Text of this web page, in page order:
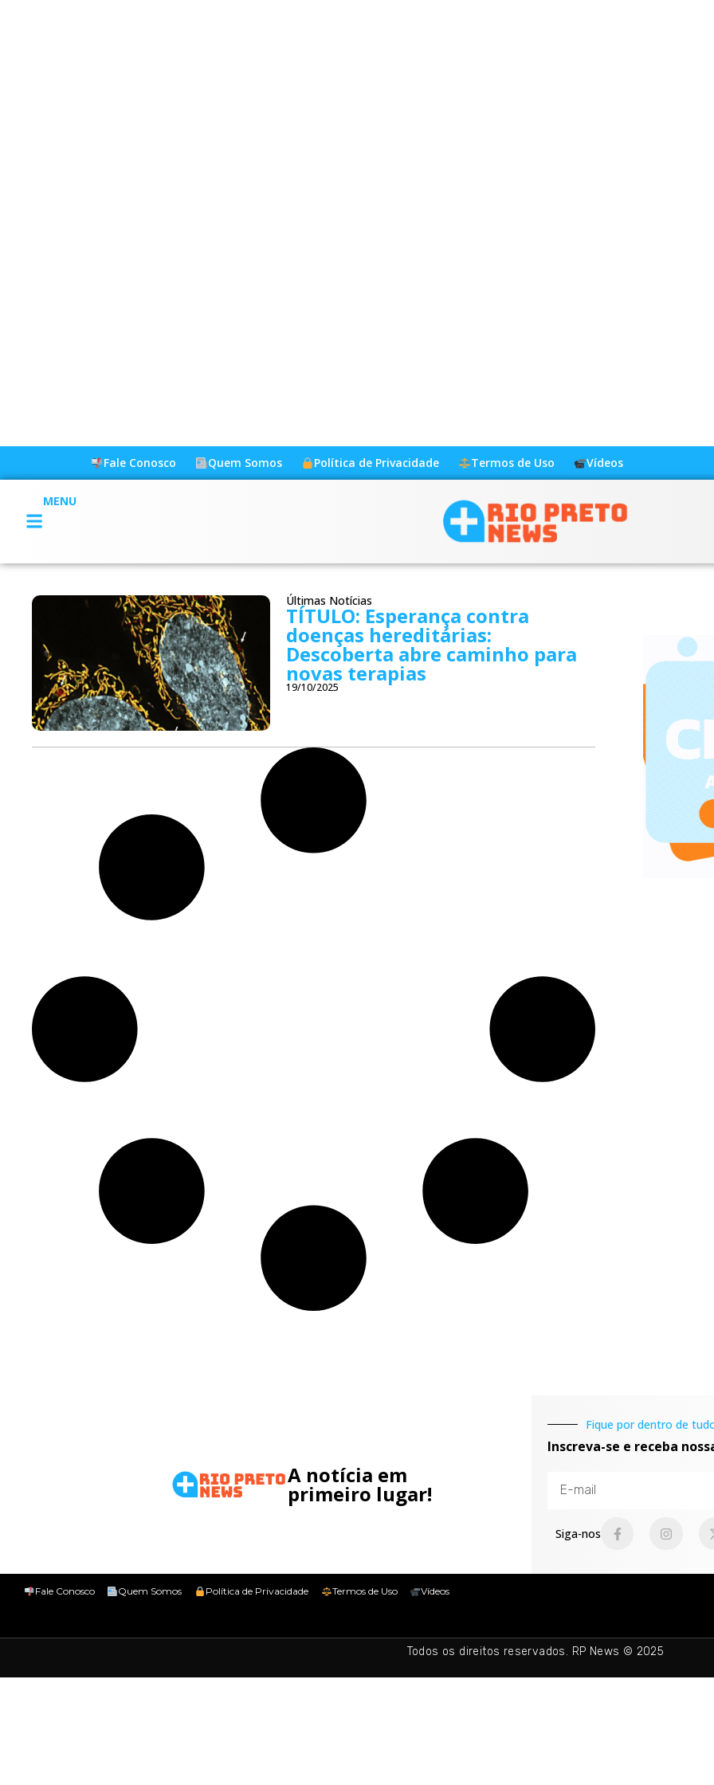
Fale Conosco Quem Somos Política de Privacidade Termos de Uso Vídeos
MENU
Últimas Notícias
TÍTULO: Esperança contra
doenças hereditárias:
Descoberta abre caminho para
novas terapias
19/10/2025
A notícia em
primeiro lugar!
Fique por dentro de
Inscreva-se e receba
Siga-nos
Fale Conosco Quem Somos Política de Privacidade Termos de Uso Vídeos
Todos os direitos reservados. RP News © 2025